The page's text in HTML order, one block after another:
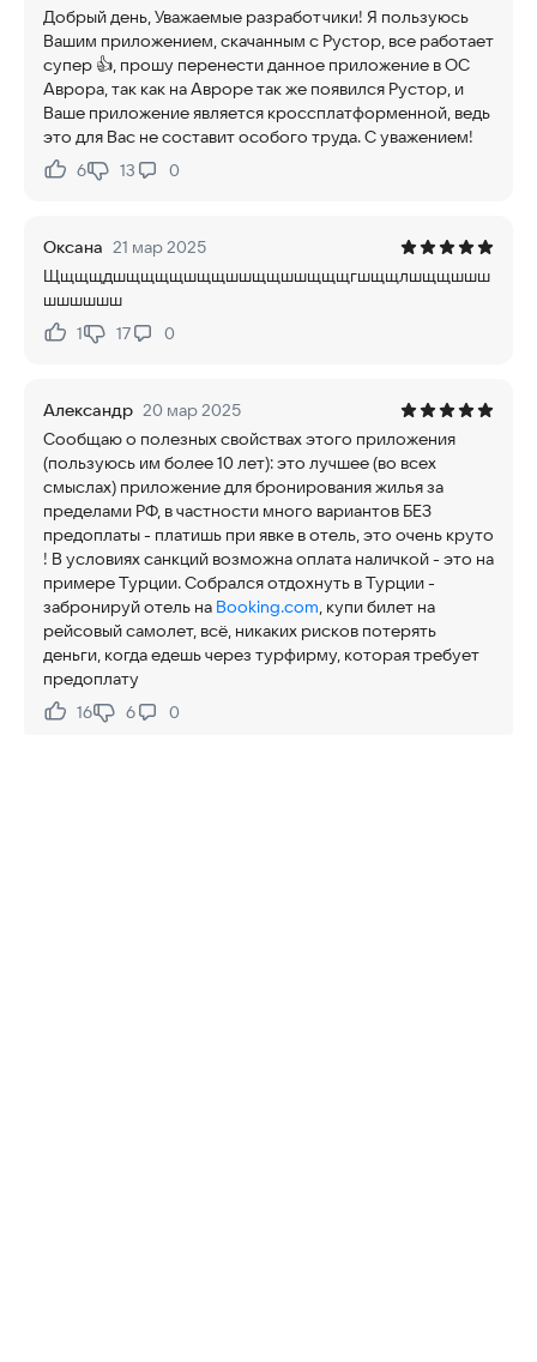
Добрый день, Уважаемые разработчики! Я пользуюсь
Вашим приложением, скачанным с Рустор, все работает
супер 👍, прошу перенести данное приложение в ОС
Аврора, так как на Авроре так же появился Рустор, и
Ваше приложение является кроссплатформенной, ведь
это для Вас не составит особого труда. С уважением!
Нравится:
6Не нравится:
13 0
Оксана 21 мар 2025
Щщщщдшщщщщшщщшшщщшшщщщгшщщлшщщшшш
шшшшшш
Нравится:
1Не нравится:
17 0
Александр 20 мар 2025
Сообщаю о полезных свойствах этого приложения
(пользуюсь им более 10 лет): это лучшее (во всех
смыслах) приложение для бронирования жилья за
пределами РФ, в частности много вариантов БЕЗ
предоплаты - платишь при явке в отель, это очень круто
! В условиях санкций возможна оплата наличкой - это на
примере Турции. Собрался отдохнуть в Турции -
забронируй отель на Booking.com, купи билет на
рейсовый самолет, всё, никаких рисков потерять
деньги, когда едешь через турфирму, которая требует
предоплату
Нравится:
16Не нравится:
6 0